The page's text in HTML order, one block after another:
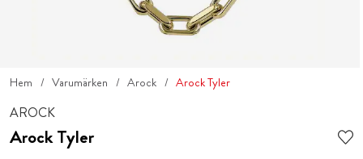
Hem Varumärken Arock Arock Tyler
AROCK
Arock Tyler